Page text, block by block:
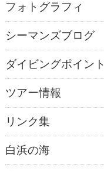
フォトグラフィ
シーマンズブログ
ダイビングポイント
ツアー情報
リンク集
白浜の海